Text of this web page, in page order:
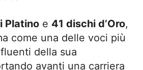
Platino e 41 dischi d’Oro,
come una delle voci più
della sua
avanti una carriera